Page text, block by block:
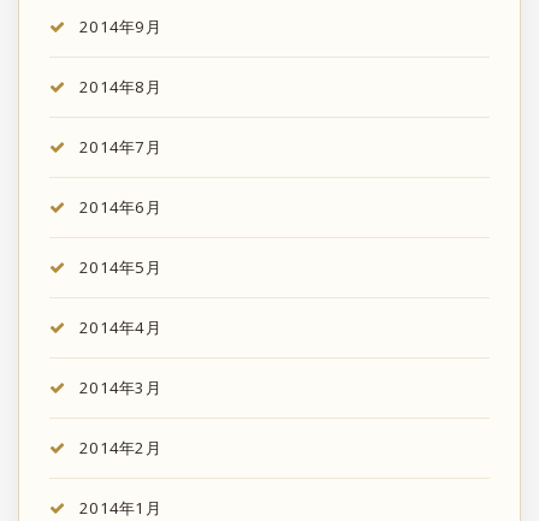
2014年9月
2014年8月
2014年7月
2014年6月
2014年5月
2014年4月
2014年3月
2014年2月
2014年1月